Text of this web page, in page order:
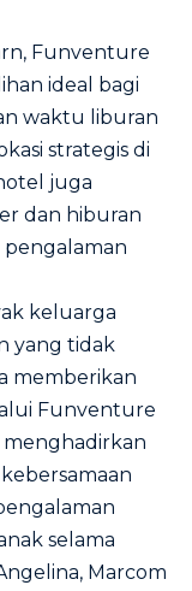
Funventure
ideal bagi
waktu liburan
strategis di
juga
dan hiburan
keluarga
yang tidak
memberikan
Funventure
menghadirkan
selama
Marcom